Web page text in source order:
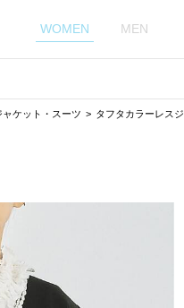
WOMEN MEN
ャケット・スーツ タフタカラーレス